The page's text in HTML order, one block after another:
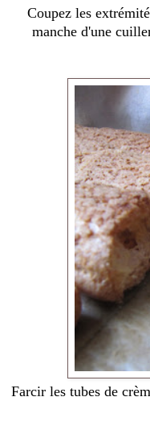
Coupez les
manche d'une
Farcir les tubes de